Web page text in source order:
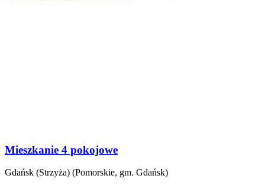
Mieszkanie 4 pokojowe
Gdańsk (Strzyża) (Pomorskie, gm. Gdańsk)